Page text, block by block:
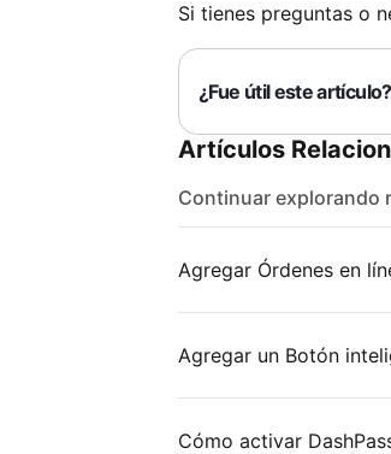
Si tienes preguntas o
¿Fue útil este artículo?
Artículos
Continuar explorando
Agregar Órdenes en
Agregar un Botón
Cómo activar